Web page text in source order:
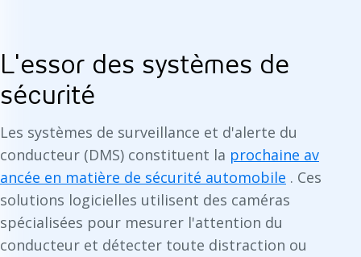
L'essor des systèmes de
sécurité
Les systèmes de surveillance et d'alerte du
conducteur (DMS) constituent la prochaine av
ancée en matière de sécurité automobile . Ces
solutions logicielles utilisent des caméras
spécialisées pour mesurer l'attention du
conducteur et détecter toute distraction ou